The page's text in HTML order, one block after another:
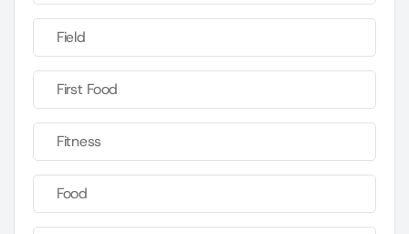
Field
First Food
Fitness
Food